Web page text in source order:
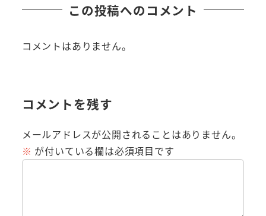
この投稿へのコメント
コメントはありません。
コメントを残す
メールアドレスが公開されることはありません。
※ が付いている欄は必須項目です